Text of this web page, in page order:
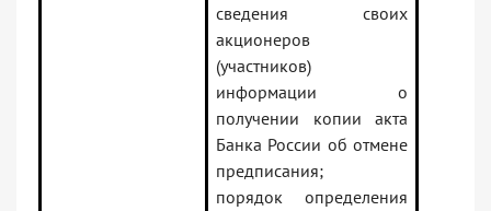
сведения своих
акционеров
(участников)
информации о
получении копии акта
Банка России об отмене
предписания;
порядок определения